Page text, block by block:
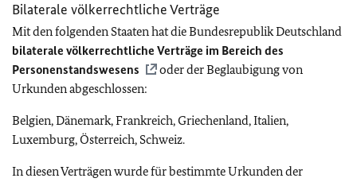
Bilaterale völkerrechtliche Verträge
Mit den folgenden Staaten hat die Bundesrepublik Deutschland
bilaterale völkerrechtliche Verträge im Bereich des
Personenstandswesens
oder der Beglaubigung von
Urkunden abgeschlossen:
Belgien, Dänemark, Frankreich, Griechenland, Italien,
Luxemburg, Österreich, Schweiz.
In diesen Verträgen wurde für bestimmte Urkunden der